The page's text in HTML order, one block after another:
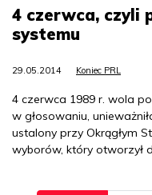
4 czerwca, czyli
systemu
29.05.2014 Koniec PRL
4 czerwca 1989 r. wola
w głosowaniu,
ustalony przy Okrągłym
wyborów, który otworzył